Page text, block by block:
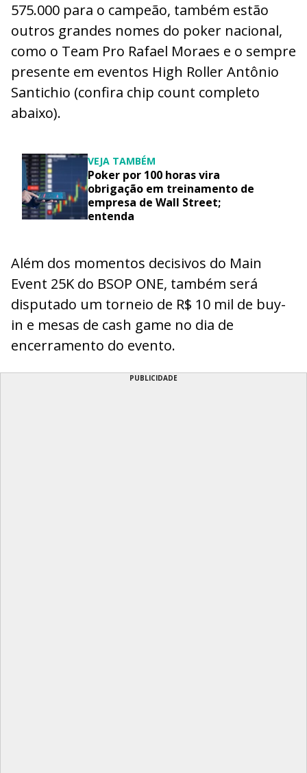
575.000 para o campeão, também estão
outros grandes nomes do poker nacional,
como o Team Pro Rafael Moraes e o sempre
presente em eventos High Roller Antônio
Santichio (confira chip count completo
abaixo).
VEJA TAMBÉM
Poker por 100 horas vira
obrigação em treinamento de
empresa de Wall Street;
entenda
Além dos momentos decisivos do Main
Event 25K do BSOP ONE, também será
disputado um torneio de R$ 10 mil de buy-
in e mesas de cash game no dia de
encerramento do evento.
PUBLICIDADE